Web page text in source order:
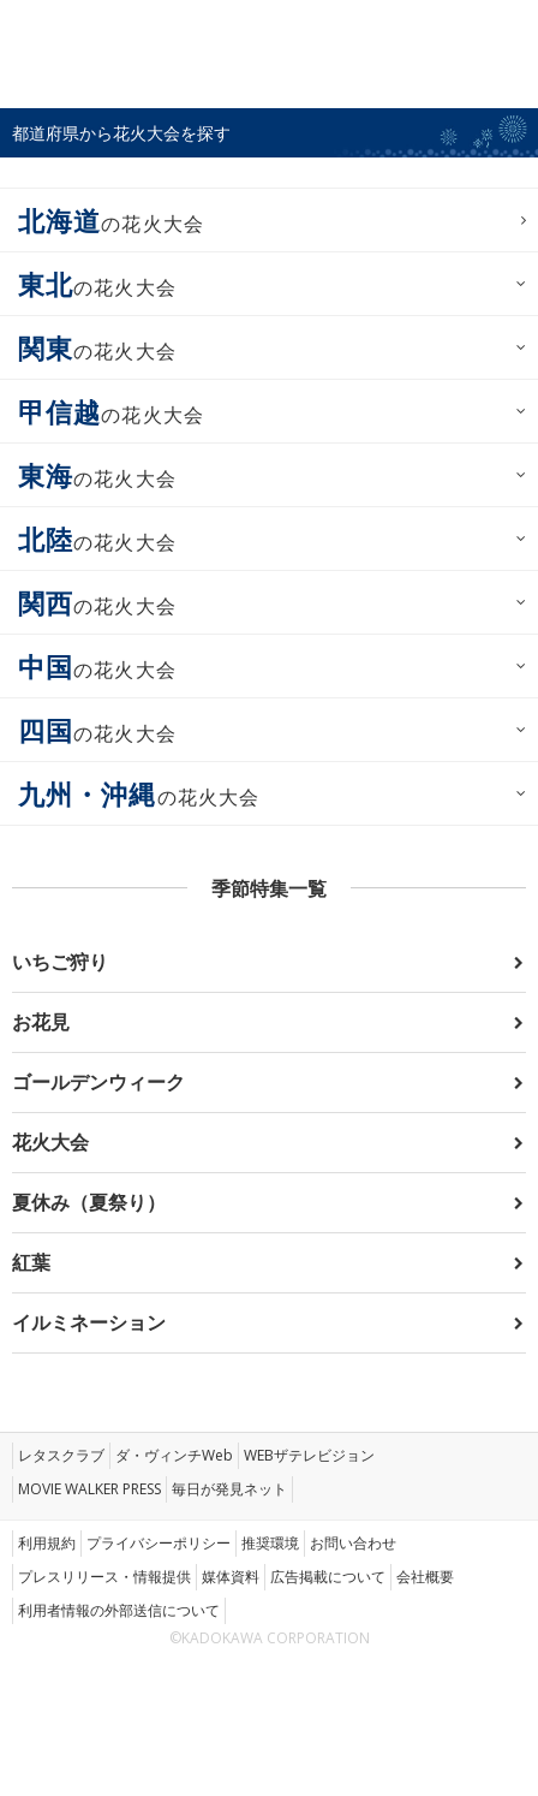
都道府県から花火大会を探す
北海道の花火大会
東北の花火大会
関東の花火大会
甲信越の花火大会
東海の花火大会
北陸の花火大会
関西の花火大会
中国の花火大会
四国の花火大会
九州・沖縄の花火大会
季節特集一覧
いちご狩り
お花見
ゴールデンウィーク
花火大会
夏休み（夏祭り）
紅葉
イルミネーション
レタスクラブ ダ・ヴィンチWeb WEBザテレビジョン
MOVIE WALKER PRESS 毎日が発見ネット
利用規約 プライバシーポリシー 推奨環境 お問い合わせ
プレスリリース・情報提供 媒体資料 広告掲載について 会社概要
利用者情報の外部送信について
©KADOKAWA CORPORATION